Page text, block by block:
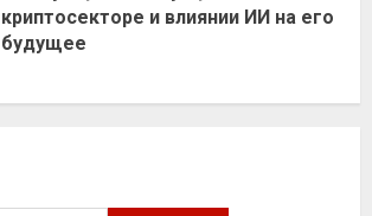
криптосекторе и влиянии ИИ на его
будущее